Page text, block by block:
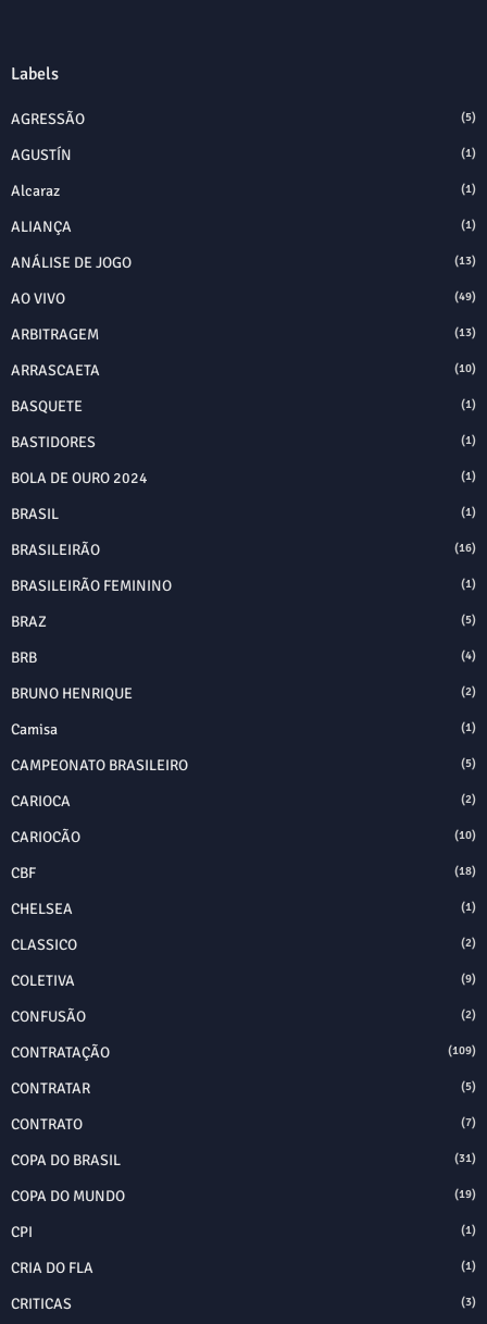
Labels
AGRESSÃO (5)
AGUSTÍN (1)
Alcaraz (1)
ALIANÇA (1)
ANÁLISE DE JOGO (13)
AO VIVO (49)
ARBITRAGEM (13)
ARRASCAETA (10)
BASQUETE (1)
BASTIDORES (1)
BOLA DE OURO 2024 (1)
BRASIL (1)
BRASILEIRÃO (16)
BRASILEIRÃO FEMININO (1)
BRAZ (5)
BRB (4)
BRUNO HENRIQUE (2)
Camisa (1)
CAMPEONATO BRASILEIRO (5)
CARIOCA (2)
CARIOCÃO (10)
CBF (18)
CHELSEA (1)
CLASSICO (2)
COLETIVA (9)
CONFUSÃO (2)
CONTRATAÇÃO (109)
CONTRATAR (5)
CONTRATO (7)
COPA DO BRASIL (31)
COPA DO MUNDO (19)
CPI (1)
CRIA DO FLA (1)
CRITICAS (3)